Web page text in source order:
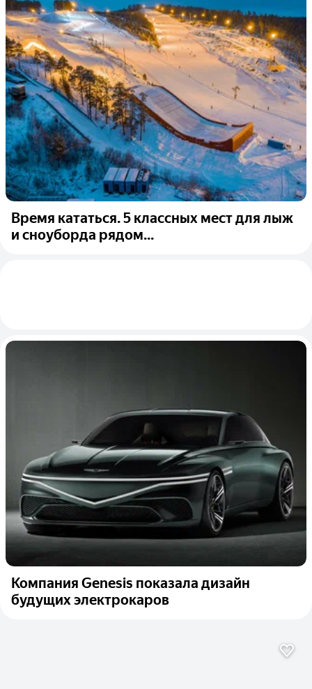
Время кататься. 5 классных мест для лыж
и сноуборда рядом...
Компания Genesis показала дизайн
будущих электрокаров